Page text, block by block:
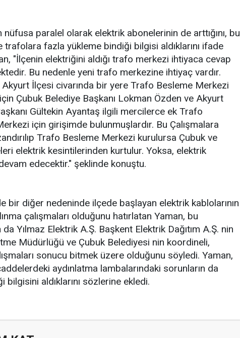
nüfusa paralel olarak elektrik abonelerinin de arttığını, bu
trafolara fazla yükleme bindiği bilgisi aldıklarını ifade
"İlçenin elektriğini aldığı trafo merkezi ihtiyaca cevap
Bu nedenle yeni trafo merkezine ihtiyaç vardır.
Akyurt İlçesi civarında bir yere Trafo Besleme Merkezi
Çubuk Belediye Başkanı Lokman Özden ve Akyurt
Gültekin Ayantaş ilgili mercilerce ek Trafo
için girişimde bulunmuşlardır. Bu Çalışmalara
Trafo Besleme Merkezi kurulursa Çubuk ve
elektrik kesintilerinden kurtulur. Yoksa, elektrik
edecektir." şeklinde konuştu.
bir diğer nedeninde ilçede başlayan elektrik kablolarının
çalışmaları olduğunu hatırlatan Yaman, bu
da Yılmaz Elektrik A.Ş. Başkent Elektrik Dağıtım A.Ş. nin
Müdürlüğü ve Çubuk Belediyesi nin koordineli,
sonucu bitmek üzere olduğunu söyledi. Yaman,
aydınlatma lambalarındaki sorunların da
bilgisini aldıklarını sözlerine ekledi.